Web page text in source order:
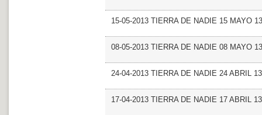
15-05-2013 TIERRA DE NADIE 15 MAYO 13
08-05-2013 TIERRA DE NADIE 08 MAYO 13
24-04-2013 TIERRA DE NADIE 24 ABRIL 13
17-04-2013 TIERRA DE NADIE 17 ABRIL 13